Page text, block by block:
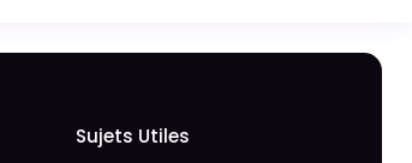
Sujets Utiles